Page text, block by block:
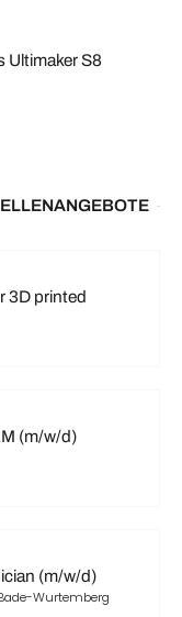
Ultimaker S8
3D printed
(m/w/d)
(m/w/d)
Wurtemberg